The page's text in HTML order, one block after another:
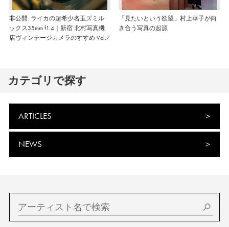
非公開: ライカの超希少名玉ズミル
ックス35mm f1.4｜新宿 北村写真機
店ヴィンテージカメラのすすめ Vol.7
「見たいという欲望」村上華子が向
き合う写真の起源
カテゴリで探す
ARTICLES
NEWS